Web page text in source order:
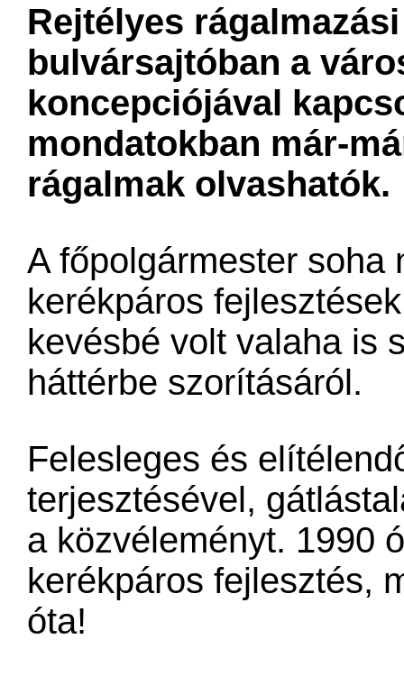
​Rejtélyes
bulvársajtóban a
koncepciójával
mondatokban már-
rágalmak olvashatók.
A főpolgármester soha
kerékpáros
kevésbé volt valaha is
háttérbe szorításáról.
Felesleges és
terjesztésével,
a közvéleményt. 1990
kerékpáros fejlesztés,
óta!